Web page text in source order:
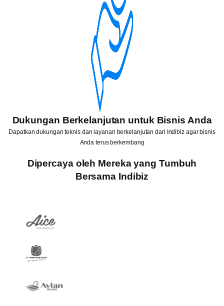
Dukungan Berkelanjutan untuk Bisnis Anda
Dapatkan dukungan teknis dan layanan berkelanjutan dari Indibiz agar bisnis
Anda terus berkembang
Dipercaya oleh Mereka yang Tumbuh
Bersama Indibiz